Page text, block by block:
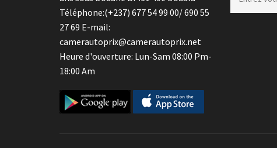
Téléphone:(+237) 677 54 99 00/ 690 55
27 69 E-mail:
camerautoprix@camerautoprix.net
Heure d'ouverture: Lun-Sam 08:00 Pm-
18:00 Am